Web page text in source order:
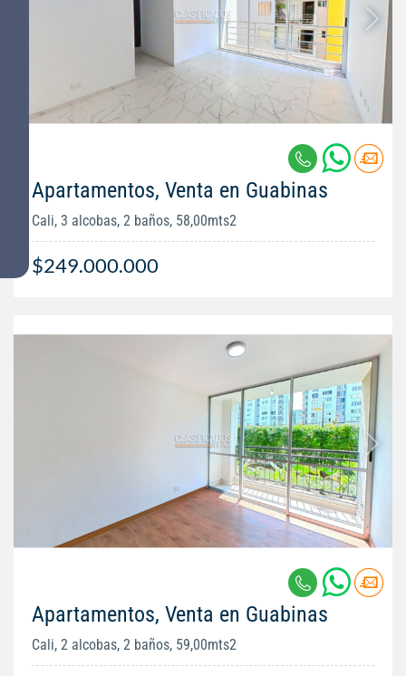
Apartamentos, Venta en Guabinas
Cali, 3 alcobas, 2 baños, 58,00mts2
$249.000.000
Apartamentos, Venta en Guabinas
Cali, 2 alcobas, 2 baños, 59,00mts2